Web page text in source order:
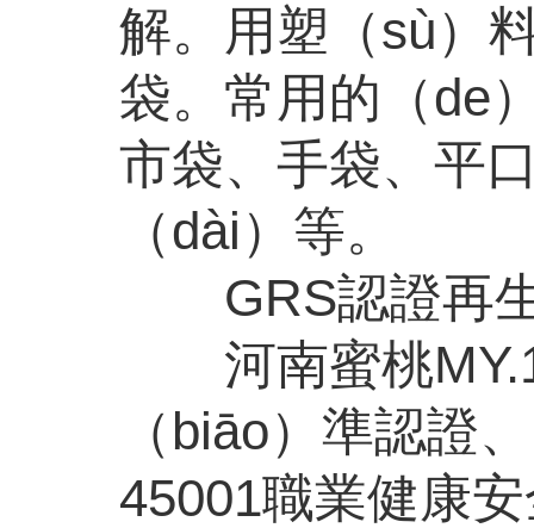
解。用塑（sù）
袋。常用的（de
市袋、手袋、平
（dài）等。
GRS認證再生
河南蜜桃
（biāo）準認證
45001職業健康